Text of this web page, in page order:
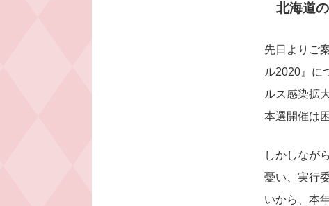
北海道
先日よりご
ル2020』に
ルス感染拡
本選開催は
しかしなが
憂い、実行
いから、本